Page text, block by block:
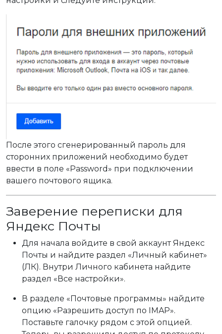
После этого сгенерированный пароль для
сторонних приложений необходимо будет
ввести в поле «Password» при подключении
вашего почтового ящика.
Заверение переписки для
Яндекс Почты
Для начала войдите в свой аккаунт Яндекс
Почты и найдите раздел «Личный кабинет»
(ЛК). Внутри Личного кабинета найдите
раздел «Все настройки».
В разделе «Почтовые программы» найдите
опцию «Разрешить доступ по IMAP».
Поставьте галочку рядом с этой опцией.